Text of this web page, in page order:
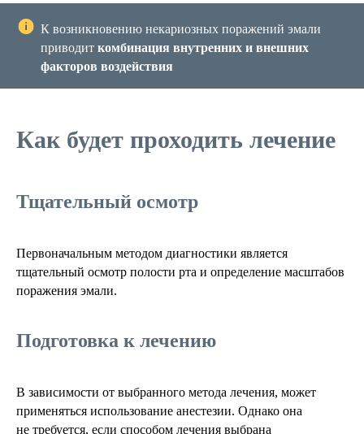
К возникновению некариозных поражений эмали
приводит комбинация внутренних и внешних
факторов воздействия
Как будет проходить лечение
Тщательный осмотр
Первоначальным методом диагностики является
тщательный осмотр полости рта и определение масштабов
поражения эмали.
Подготовка к лечению
В зависимости от выбранного метода лечения, может
применяться использование анестезии. Однако она
не требуется, если способом лечения выбрана